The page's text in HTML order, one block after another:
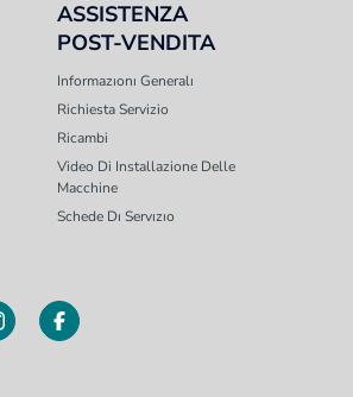
ASSISTENZA
POST-VENDITA
Informazıonı Generalı
Richiesta Servizio
Ricambi
Video Di Installazione Delle
Macchine
Schede Dı Servızıo